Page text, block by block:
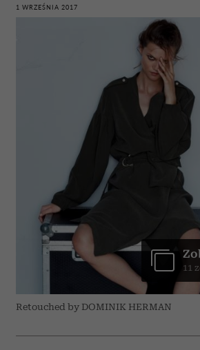
1 WRZEŚNIA 2017
Retouched by DOMINIK HERMAN
11